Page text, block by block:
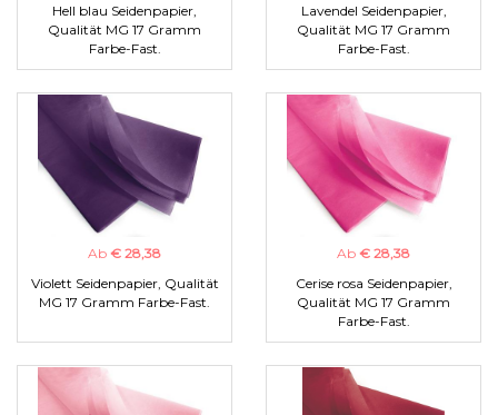
Hell blau Seidenpapier,
Qualität MG 17 Gramm
Farbe-Fast.
Lavendel Seidenpapier,
Qualität MG 17 Gramm
Farbe-Fast.
Ab € 28,38
Violett Seidenpapier, Qualität
MG 17 Gramm Farbe-Fast.
Ab € 28,38
Cerise rosa Seidenpapier,
Qualität MG 17 Gramm
Farbe-Fast.